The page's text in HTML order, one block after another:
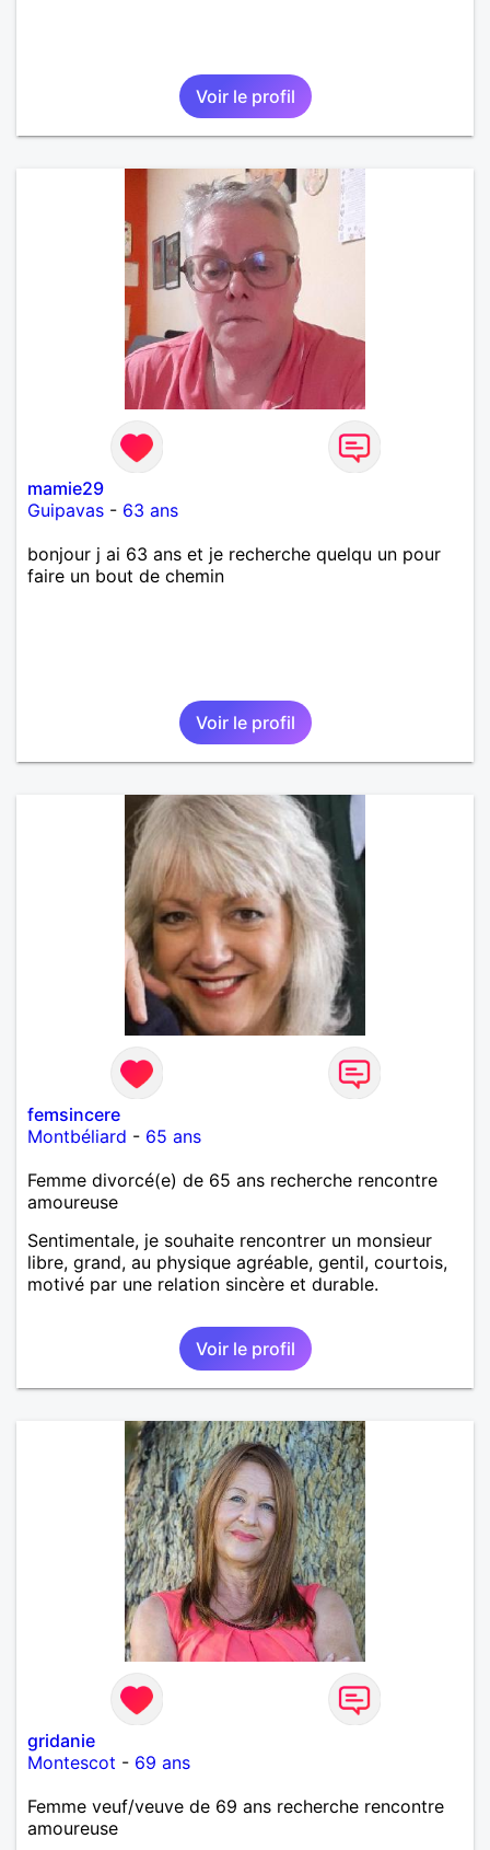
Voir le profil
mamie29
Guipavas - 63 ans
bonjour j ai 63 ans et je recherche quelqu un pour
faire un bout de chemin
Voir le profil
femsincere
Montbéliard - 65 ans
Femme divorcé(e) de 65 ans recherche rencontre
amoureuse
Sentimentale, je souhaite rencontrer un monsieur
libre, grand, au physique agréable, gentil, courtois,
motivé par une relation sincère et durable.
Voir le profil
gridanie
Montescot - 69 ans
Femme veuf/veuve de 69 ans recherche rencontre
amoureuse